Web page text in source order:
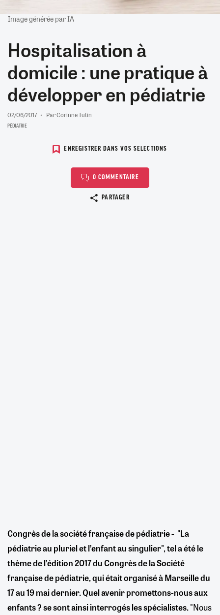
Image générée par IA
Hospitalisation à
domicile : une pratique à
développer en pédiatrie
02/06/2017 Par Corinne Tutin
PÉDIATRIE
ENREGISTRER DANS VOS SELECTIONS
0 COMMENTAIRE
PARTAGER
Congrès de la société française de pédiatrie - "La
pédiatrie au pluriel et l’enfant au singulier", tel a été le
thème de l’édition 2017 du Congrès de la Société
française de pédiatrie, qui était organisé à Marseille du
17 au 19 mai dernier. Quel avenir promettons-nous aux
enfants ? se sont ainsi interrogés les spécialistes."Nous